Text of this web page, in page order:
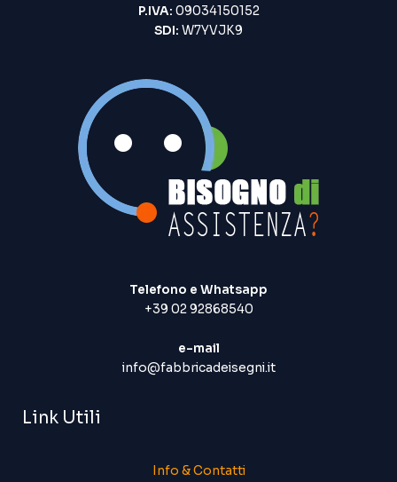
P.IVA: 09034150152
SDI: W7YVJK9
Telefono e Whatsapp
+39 02 92868540
e-mail
info@fabbricadeisegni.it
Link Utili
Info & Contatti